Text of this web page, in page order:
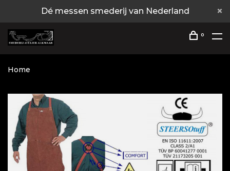
Dé messen smederij van Nederland
0
Home